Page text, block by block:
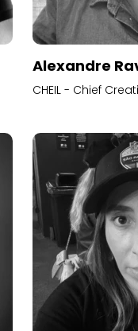
Alexandre
CHEIL - Chief